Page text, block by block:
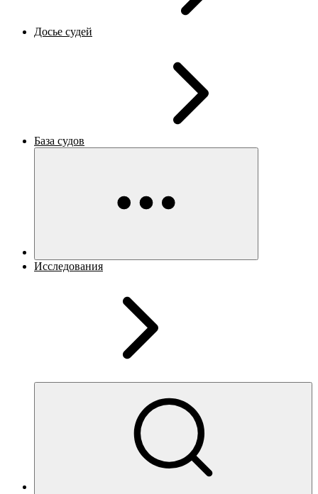
Досье судей
База судов
Исследования